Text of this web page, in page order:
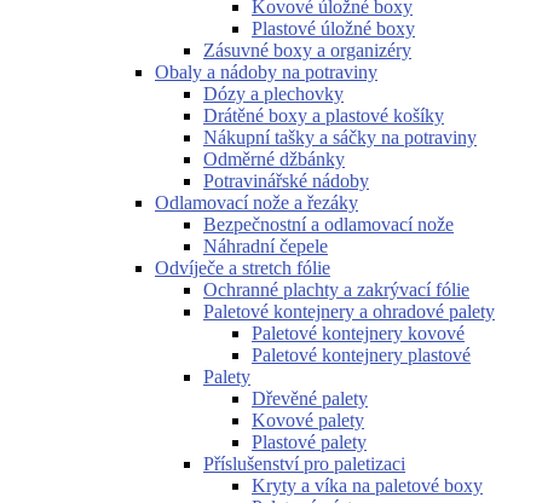
Kovové úložné boxy
Plastové úložné boxy
Zásuvné boxy a organizéry
Obaly a nádoby na potraviny
Dózy a plechovky
Drátěné boxy a plastové košíky
Nákupní tašky a sáčky na potraviny
Odměrné džbánky
Potravinářské nádoby
Odlamovací nože a řezáky
Bezpečnostní a odlamovací nože
Náhradní čepele
Odvíječe a stretch fólie
Ochranné plachty a zakrývací fólie
Paletové kontejnery a ohradové palety
Paletové kontejnery kovové
Paletové kontejnery plastové
Palety
Dřevěné palety
Kovové palety
Plastové palety
Příslušenství pro paletizaci
Kryty a víka na paletové boxy